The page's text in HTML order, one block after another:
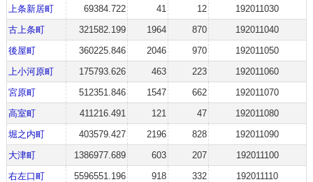
上条新居町
69384.722 41 12
192011030
古上条町
321582.199 1964 870
192011040
後屋町
360225.846 2046 970
192011050
上小河原町
175793.626 463 223
192011060
宮原町
512351.846 1547 662
192011070
高室町
411216.491 121 47
192011080
堀之内町
403579.427 2196 828
192011090
大津町
1386977.689 603 207
192011100
右左口町
5596551.196 918 332
192011110